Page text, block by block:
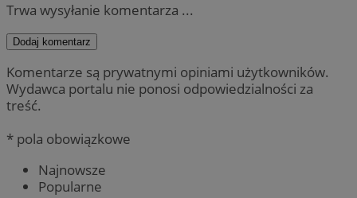
Trwa wysyłanie komentarza ...
Dodaj komentarz
Komentarze są prywatnymi opiniami użytkowników.
Wydawca portalu nie ponosi odpowiedzialności za
treść.
* pola obowiązkowe
Najnowsze
Popularne